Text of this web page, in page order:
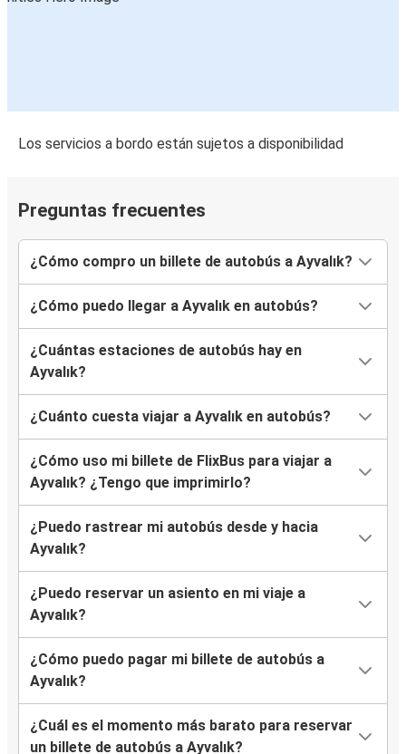
Los servicios a bordo están sujetos a disponibilidad
Preguntas frecuentes
¿Cómo compro un billete de autobús a Ayvalık?
¿Cómo puedo llegar a Ayvalık en autobús?
¿Cuántas estaciones de autobús hay en
Ayvalık?
¿Cuánto cuesta viajar a Ayvalık en autobús?
¿Cómo uso mi billete de FlixBus para viajar a
Ayvalık? ¿Tengo que imprimirlo?
¿Puedo rastrear mi autobús desde y hacia
Ayvalık?
¿Puedo reservar un asiento en mi viaje a
Ayvalık?
¿Cómo puedo pagar mi billete de autobús a
Ayvalık?
¿Cuál es el momento más barato para reservar
un billete de autobús a Ayvalık?